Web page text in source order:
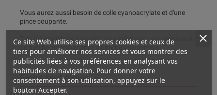
Vous aurez aussi besoin de colle cyanoacrylate et d'une
pince coupante.
Très joli modèle de bracelet cuir réalisé avec des matériaux
de qualité en provenance d'Europe uniquement.
Fiche technique
Ce site Web utilise ses propres cookies et ceux de
tiers pour améliorer nos services et vous montrer des
publicités liées à vos préférences en analysant vos
habitudes de navigation. Pour donner votre
consentement à son utilisation, appuyez sur le
bouton Accepter.